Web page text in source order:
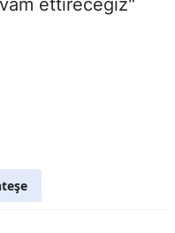
ettireceğiz"